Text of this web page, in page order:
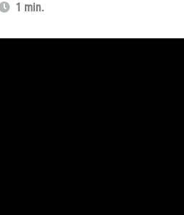
1 min.